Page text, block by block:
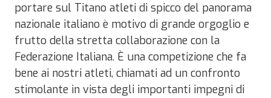
portare sul Titano atleti di spicco del panorama
nazionale italiano è motivo di grande orgoglio e
frutto della stretta collaborazione con la
Federazione Italiana. È una competizione che fa
bene ai nostri atleti, chiamati ad un confronto
stimolante in vista degli importanti impegni di